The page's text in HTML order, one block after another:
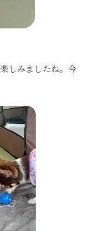
しみましたね。今